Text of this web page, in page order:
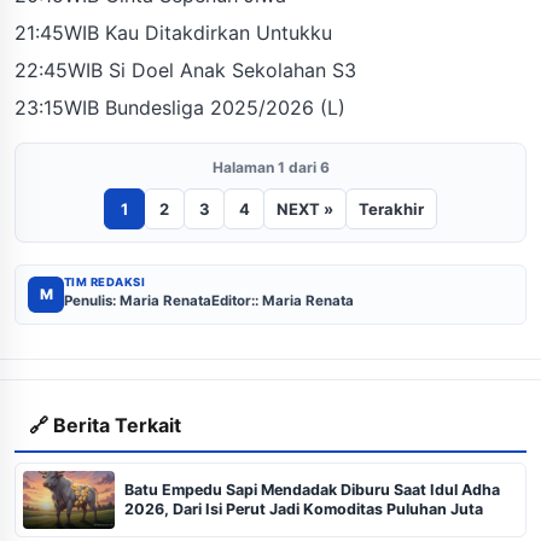
21:45WIB Kau Ditakdirkan Untukku
22:45WIB Si Doel Anak Sekolahan S3
23:15WIB Bundesliga 2025/2026 (L)
Halaman 1 dari 6
1 2 3 4 NEXT » Terakhir
M
TIM REDAKSI
Penulis: Maria RenataEditor:: Maria Renata
🔗 Berita Terkait
Batu Empedu Sapi Mendadak Diburu Saat Idul Adha
2026, Dari Isi Perut Jadi Komoditas Puluhan Juta